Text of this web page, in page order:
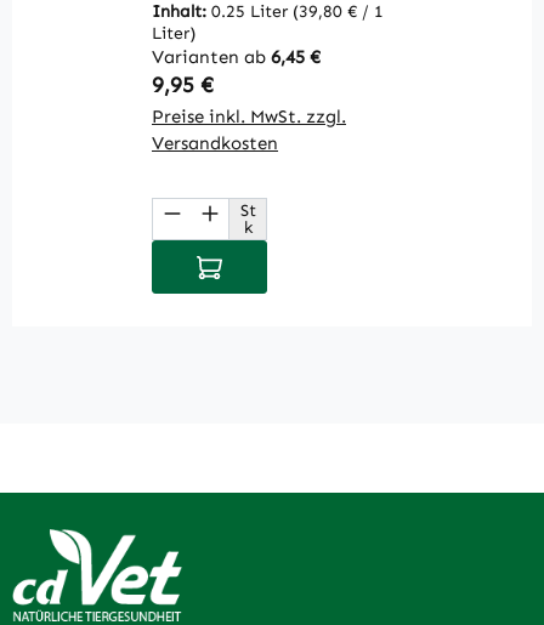
Inhalt: 0.25 Liter (39,80 € / 1
Liter)
Varianten ab 6,45 €
Regulärer Preis:
9,95 €
Preise inkl. MwSt. zzgl.
Versandkosten
Produkt Anzahl: Gib den
St
k
In den Warenkorb